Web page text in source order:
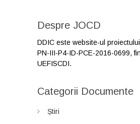
Despre JOCD
DDIC este website-ul
PN-III-P4-ID-PCE-2016-0699,
UEFISCDI.
Categorii Documente
Știri